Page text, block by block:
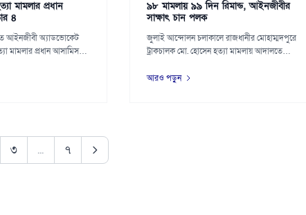
মামলার প্রধান
৪
আইনজীবী অ্যাডভোকেট
মামলার প্রধান আসামিসহ
৯৮ মামলায় ৯৯ দিন রিমান্ড, আইনজীবীর
সাক্ষাৎ চান পলক
জুলাই আন্দোলন চলাকালে রাজধানীর মোহাম্মদপুরে
ট্রাকচালক মো. হোসেন হত্যা মামলায় আদালতে
আরও পড়ুন
৩ ... ৭